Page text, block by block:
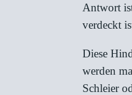
Antwort
verdeckt
Diese
werden
Schleier